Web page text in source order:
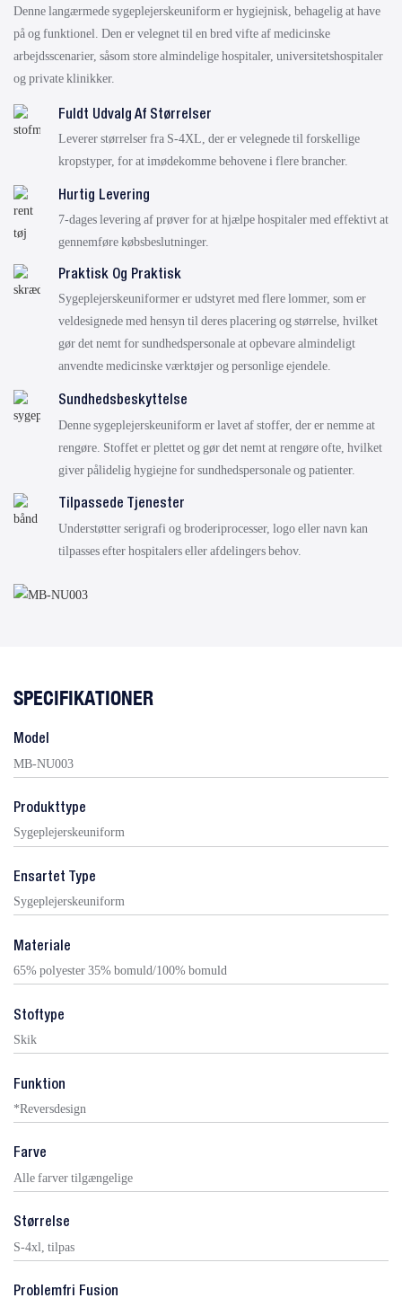
Denne langærmede sygeplejerskeuniform er hygiejnisk, behagelig at have
på og funktionel. Den er velegnet til en bred vifte af medicinske
arbejdsscenarier, såsom store almindelige hospitaler, universitetshospitaler
og private klinikker.
Fuldt Udvalg Af Størrelser
Leverer størrelser fra S-4XL, der er velegnede til forskellige
kropstyper, for at imødekomme behovene i flere brancher.
Hurtig Levering
7-dages levering af prøver for at hjælpe hospitaler med effektivt at
gennemføre købsbeslutninger.
Praktisk Og Praktisk
Sygeplejerskeuniformer er udstyret med flere lommer, som er
veldesignede med hensyn til deres placering og størrelse, hvilket
gør det nemt for sundhedspersonale at opbevare almindeligt
anvendte medicinske værktøjer og personlige ejendele.
Sundhedsbeskyttelse
Denne sygeplejerskeuniform er lavet af stoffer, der er nemme at
rengøre. Stoffet er plettet og gør det nemt at rengøre ofte, hvilket
giver pålidelig hygiejne for sundhedspersonale og patienter.
Tilpassede Tjenester
Understøtter serigrafi og broderiprocesser, logo eller navn kan
tilpasses efter hospitalers eller afdelingers behov.
SPECIFIKATIONER
Model
MB-NU003
Produkttype
Sygeplejerskeuniform
Ensartet Type
Sygeplejerskeuniform
Materiale
65% polyester 35% bomuld/100% bomuld
Stoftype
Skik
Funktion
*Reversdesign
Farve
Alle farver tilgængelige
Størrelse
S-4xl, tilpas
Problemfri Fusion